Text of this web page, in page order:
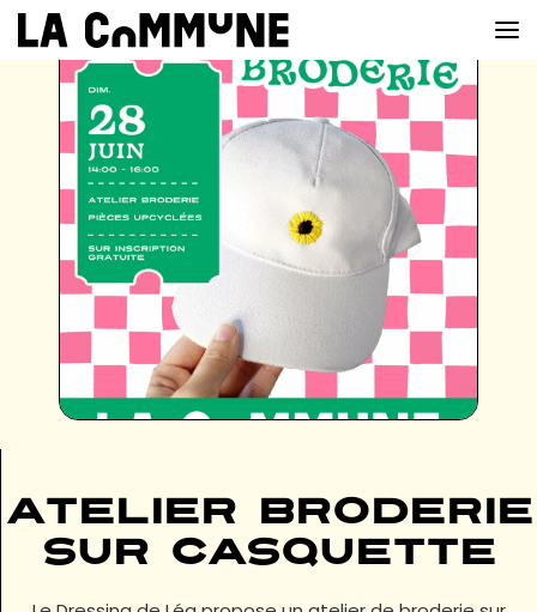
VOIR LA CARTE
CHEFS
PROG’
BAR
PRIVATISER
RESERVER
Atelier broderie
sur casquette